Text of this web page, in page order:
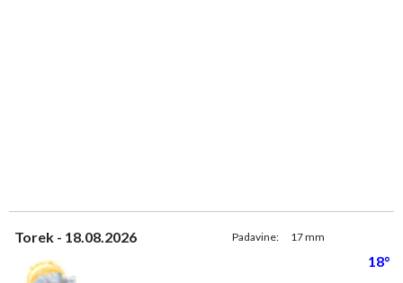
Torek - 18.08.2026 Padavine: 17 mm
18°